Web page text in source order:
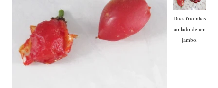
Duas frutinhas
ao lado de um
jambo.